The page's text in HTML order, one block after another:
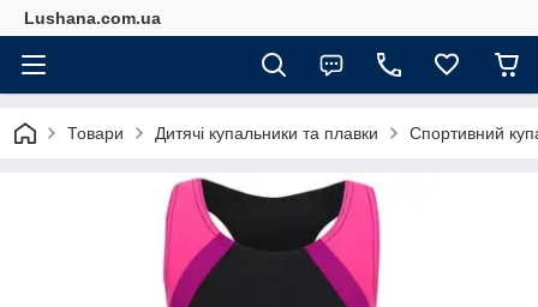
Lushana.com.ua
Товари Дитячі купальники та плавки Спортивний